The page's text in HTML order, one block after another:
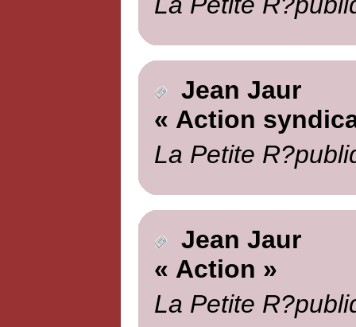
Jean Jaur
« Action
La Petite
Jean Jaur
« Action »
La Petite